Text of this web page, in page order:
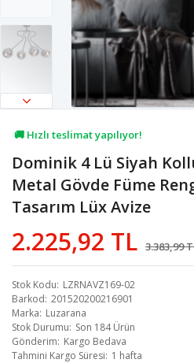
🚚 Hızlı teslimat yapılıyor!
💖 13,3B kişi favoriledi!
💸 Sepette 100 TL indirim!
Dominik 4 Lü Siyah
Metal Gövde Füme
Tasarım Lüx Avize
2.225,92 TL 3.383,99
Stok Kodu LZRNAVZ169-02
Barkod 201520200216901
Marka Luzarana
Stok Durumu Son 184 Ürün
Gönderim Kargo Bedava
Tahmini Kargo Süresi 1 hafta